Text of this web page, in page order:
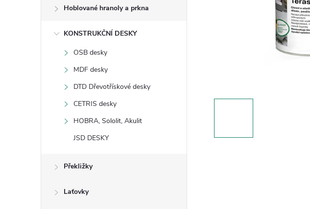
Hoblované hranoly a prkna
KONSTRUKČNÍ DESKY
OSB desky
MDF desky
DTD Dřevotřískové desky
CETRIS desky
HOBRA, Sololit, Akulit
JSD DESKY
Překližky
Laťovky